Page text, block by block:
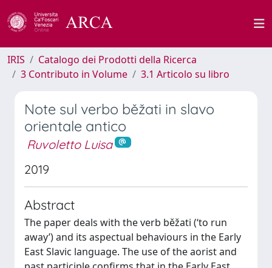
IRIS
Catalogo dei Prodotti della Ricerca
3 Contributo in Volume
3.1 Articolo su libro
Note sul verbo běžati in slavo
orientale antico
Ruvoletto Luisa
2019
Abstract
The paper deals with the verb běžati (‘to run
away’) and its aspectual behaviours in the Early
East Slavic language. The use of the aorist and